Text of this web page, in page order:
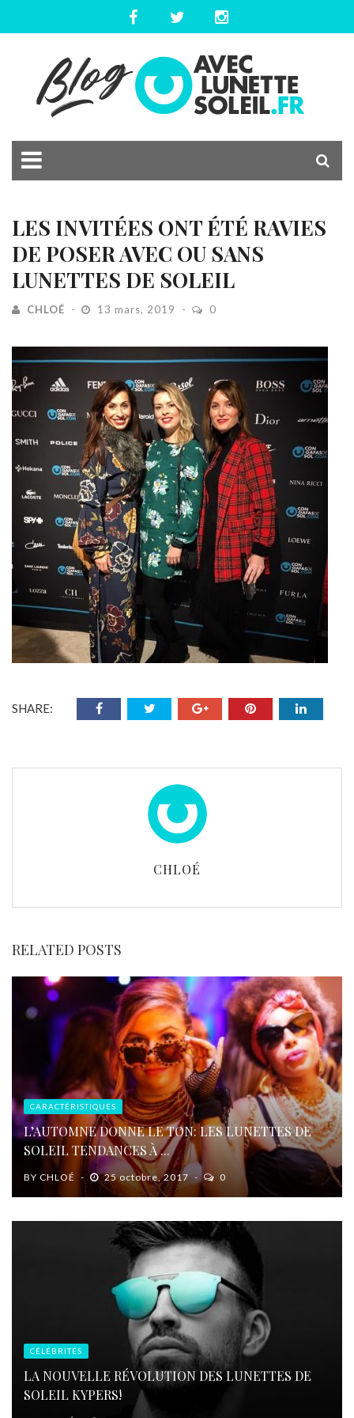
LES INVITÉES ONT ÉTÉ RAVIES
DE POSER AVEC OU SANS
LUNETTES DE SOLEIL
CHLOÉ 13 mars, 2019 0
SHARE:
CHLOÉ
RELATED POSTS
CARACTÉRISTIQUES
L’AUTOMNE DONNE LE TON: LES LUNETTES DE
SOLEIL TENDANCES À ...
BY CHLOÉ 25 octobre, 2017 0
CÉLÉBRITÉS
LA NOUVELLE RÉVOLUTION DES LUNETTES DE
SOLEIL KYPERS!